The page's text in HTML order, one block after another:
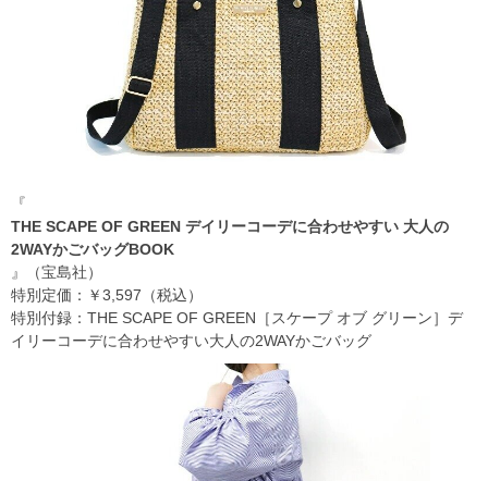
『
THE SCAPE OF GREEN デイリーコーデに合わせやすい 大人の
2WAYかごバッグBOOK
』（宝島社）
特別定価：￥3,597（税込）
特別付録：THE SCAPE OF GREEN［スケープ オブ グリーン］デ
イリーコーデに合わせやすい大人の2WAYかごバッグ